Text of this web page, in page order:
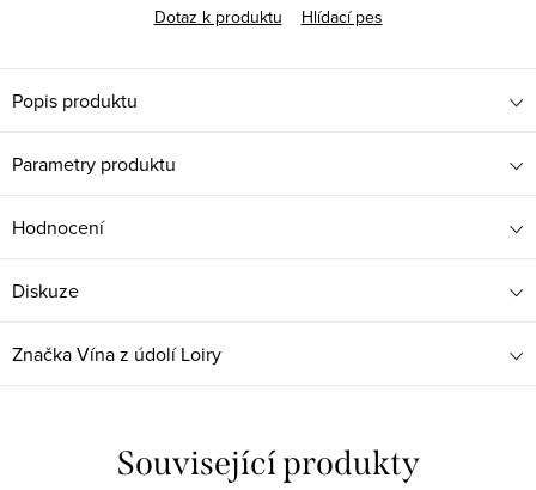
Dotaz k produktu
Hlídací pes
Popis produktu
Parametry produktu
Hodnocení
Diskuze
ZnačkaVína z údolí Loiry
Související produkty